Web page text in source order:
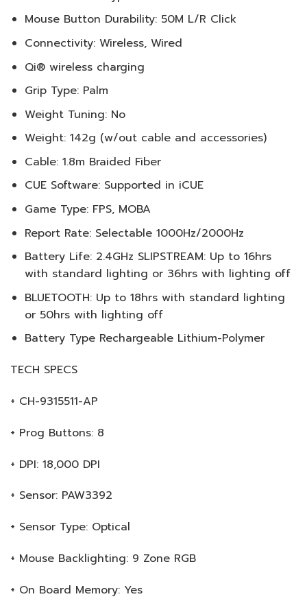
Mouse Button Durability: 50M L/R Click
Connectivity: Wireless, Wired
Qi® wireless charging
Grip Type: Palm
Weight Tuning: No
Weight: 142g (w/out cable and accessories)
Cable: 1.8m Braided Fiber
CUE Software: Supported in iCUE
Game Type: FPS, MOBA
Report Rate: Selectable 1000Hz/2000Hz
Battery Life: 2.4GHz SLIPSTREAM: Up to 16hrs
with standard lighting or 36hrs with lighting off
BLUETOOTH: Up to 18hrs with standard lighting
or 50hrs with lighting off
Battery Type Rechargeable Lithium-Polymer
TECH SPECS
+ CH-9315511-AP
+ Prog Buttons: 8
+ DPI: 18,000 DPI
+ Sensor: PAW3392
+ Sensor Type: Optical
+ Mouse Backlighting: 9 Zone RGB
+ On Board Memory: Yes